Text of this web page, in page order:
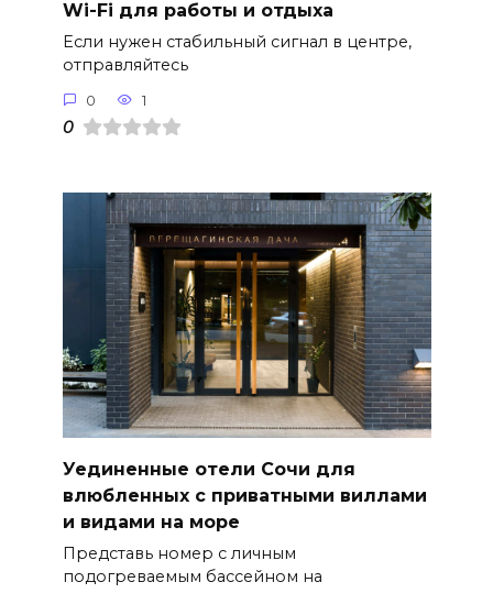
Wi-Fi для работы и отдыха
Если нужен стабильный сигнал в центре,
отправляйтесь
0 1
0
Уединенные отели Сочи для
влюбленных с приватными виллами
и видами на море
Представь номер с личным
подогреваемым бассейном на